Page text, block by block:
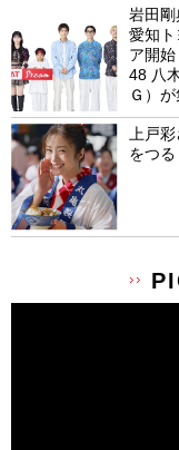
岩田剛
愛知
ア開
48 八
Ｇ）
上戸
をつる